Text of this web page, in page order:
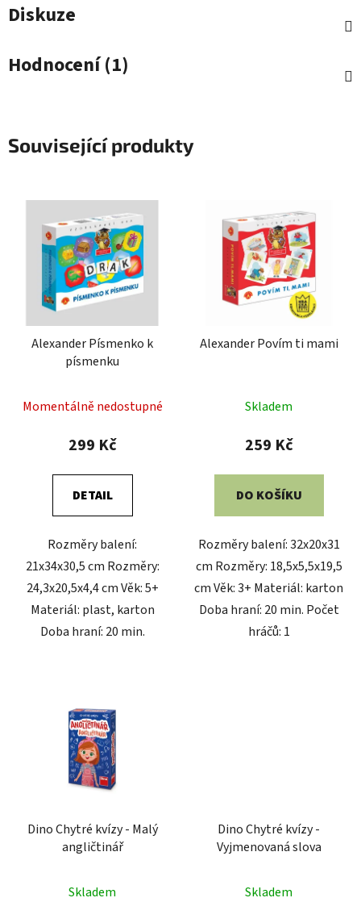
Diskuze
Hodnocení (1)
Související produkty
Alexander Písmenko k
písmenku
Momentálně nedostupné
299 Kč
DETAIL
Rozměry balení:
21x34x30,5 cm Rozměry:
24,3x20,5x4,4 cm Věk: 5+
Materiál: plast, karton
Doba hraní: 20 min.
Alexander Povím ti mami
Skladem
259 Kč
DO KOŠÍKU
Rozměry balení: 32x20x31
cm Rozměry: 18,5x5,5x19,5
cm Věk: 3+ Materiál: karton
Doba hraní: 20 min. Počet
hráčů: 1
Dino Chytré kvízy - Malý
angličtinář
Skladem
Dino Chytré kvízy -
Vyjmenovaná slova
Skladem